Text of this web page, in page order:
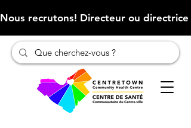
Nous recrutons! Directeur ou